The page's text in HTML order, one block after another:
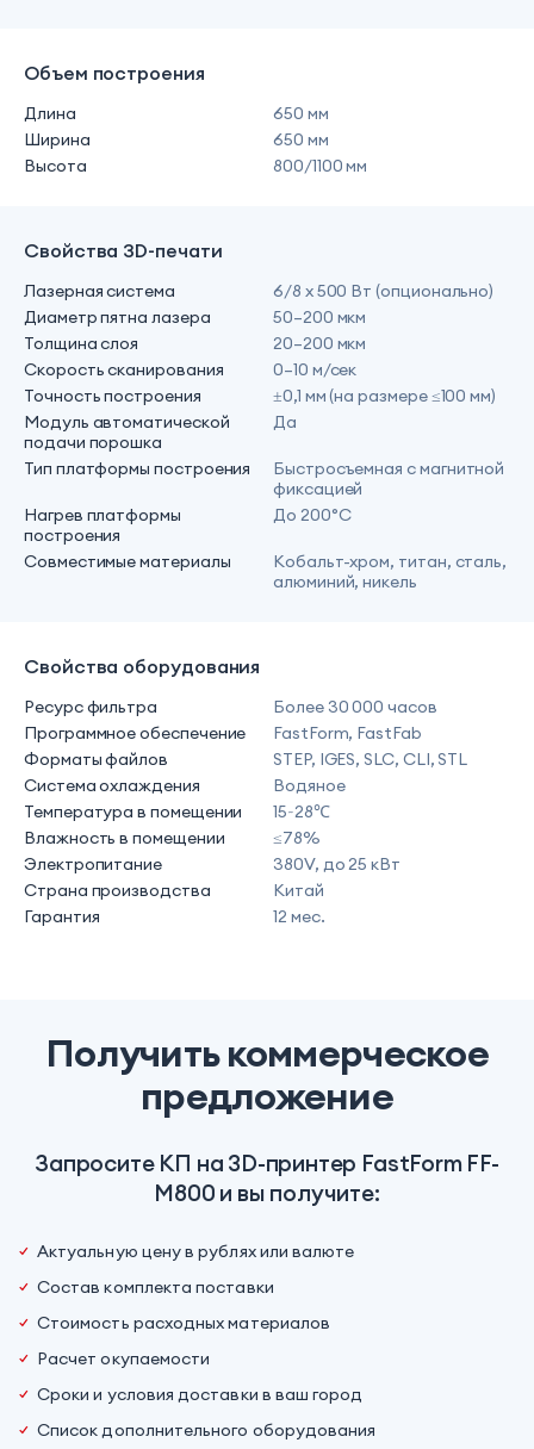
Объем построения
Длина
650 мм
Ширина
650 мм
Высота
800/1100 мм
Свойства 3D-печати
Лазерная система
6/8 х 500 Вт (опционально)
Диаметр пятна лазера
50–200 мкм
Толщина слоя
20–200 мкм
Скорость сканирования
0–10 м/сек
Точность построения
±0,1 мм (на размере ≤100 мм)
Модуль автоматической
подачи порошка
Да
Тип платформы построения
Быстросъемная с магнитной
фиксацией
Нагрев платформы
построения
До 200°C
Совместимые материалы
Кобальт-хром, титан, сталь,
алюминий, никель
Свойства оборудования
Ресурс фильтра
Более 30 000 часов
Программное обеспечение
FastForm, FastFab
Форматы файлов
STEP, IGES, SLC, CLI, STL
Система охлаждения
Водяное
Температура в помещении
15~28℃
Влажность в помещении
≤78%
Электропитание
380V, до 25 кВт
Страна производства
Китай
Гарантия
12 мес.
Получить коммерческое
предложение
Запросите КП на 3D-принтер FastForm FF-
M800 и вы получите:
Актуальную цену в рублях или валюте
Состав комплекта поставки
Стоимость расходных материалов
Расчет окупаемости
Сроки и условия доставки в ваш город
Список дополнительного оборудования